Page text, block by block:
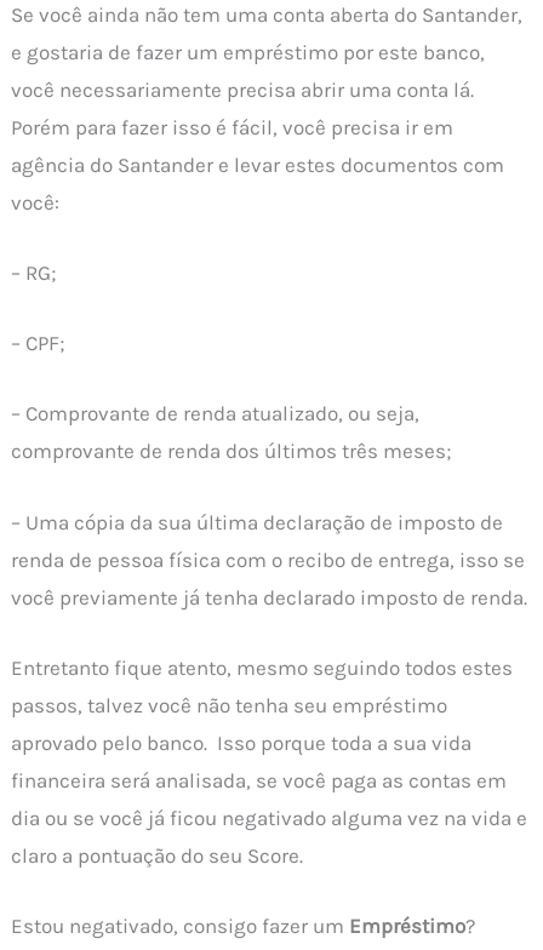
Se você ainda não tem uma conta aberta do Santander,
e gostaria de fazer um empréstimo por este banco,
você necessariamente precisa abrir uma conta lá.
Porém para fazer isso é fácil, você precisa ir em
agência do Santander e levar estes documentos com
você:
– RG;
– CPF;
– Comprovante de renda atualizado, ou seja,
comprovante de renda dos últimos três meses;
– Uma cópia da sua última declaração de imposto de
renda de pessoa física com o recibo de entrega, isso se
você previamente já tenha declarado imposto de renda.
Entretanto fique atento, mesmo seguindo todos estes
passos, talvez você não tenha seu empréstimo
aprovado pelo banco. Isso porque toda a sua vida
financeira será analisada, se você paga as contas em
dia ou se você já ficou negativado alguma vez na vida e
claro a pontuação do seu Score.
Estou negativado, consigo fazer um Empréstimo?